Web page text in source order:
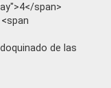
span>
de las